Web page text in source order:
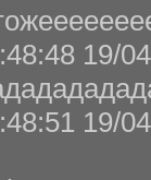
19/
19/